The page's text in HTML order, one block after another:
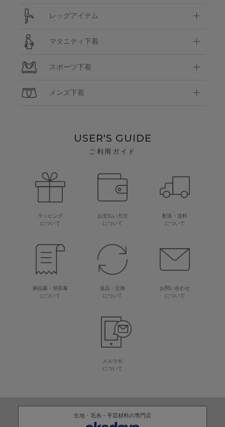
レッグアイテム
マタニティ下着
スポーツ下着
メンズ下着
USER'S GUIDE
ご利用ガイド
ラッピング
について
お支払い方法
について
配送・送料
について
納品書・領収書
について
返品・交換
について
お問い合わせ
について
メルマガ
について
生地・毛糸・手芸材料の専門店